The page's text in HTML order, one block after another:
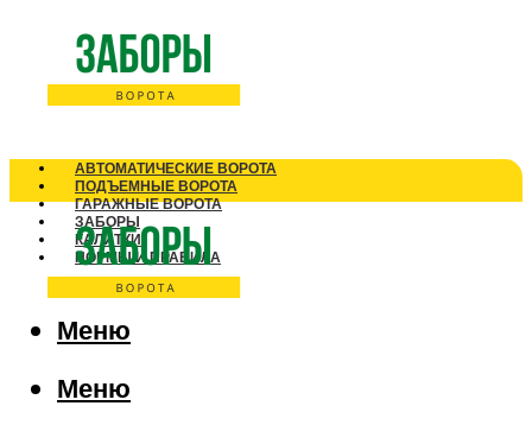
АВТОМАТИЧЕСКИЕ ВОРОТА
ПОДЪЕМНЫЕ ВОРОТА
ГАРАЖНЫЕ ВОРОТА
ЗАБОРЫ
КАЛИТКИ
НОРМЫ И ПРАВИЛА
Меню
Меню